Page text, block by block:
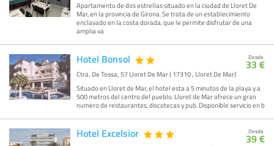
Apartamento de dos estrellas situado en la ciudad de Lloret De
Mar, en la provincia de Girona. Se trata de un establecimiento
enclavado en la costa dorada, que le permite disfrutar de una
amplia va
Hotel Bonsol
Ctra. De Tossa, 57 Lloret De Mar ( 17310 , Lloret De Mar)
Situado en Lloret de Mar, el hotel esta a 5 minutos de la playa y a
500 metros del centro del pueblo. Lloret de Mar ofrece un gran
numero de restaurantes, discotecas y pub. Disponible servicio en b
Desde
33 €
Hotel Excelsior Desde
39 €